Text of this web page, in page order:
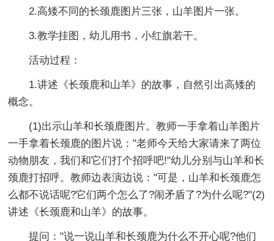
2.高矮不同的长颈鹿图片三张，山羊图片一张。
3.教学挂图，幼儿用书，小红旗若干。
活动过程：
1.讲述《长颈鹿和山羊》的故事，自然引出高矮的
概念。
(1)出示山羊和长颈鹿图片。教师一手拿着山羊图片
一手拿着长颈鹿的图片说："老师今天给大家请来了两位
动物朋友，我们和它们打个招呼吧!"幼儿分别与山羊和长
颈鹿打招呼。教师边表演边说："可是，山羊和长颈鹿怎
么都不说话呢?它们两个怎么了?闹矛盾了?为什么呢?"(2)
讲述《长颈鹿和山羊》的故事。
提问："说一说山羊和长颈鹿为什么不开心呢?他们